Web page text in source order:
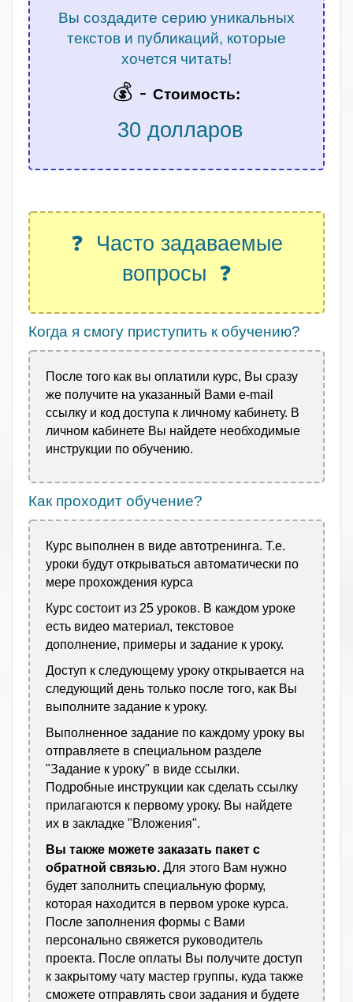
Вы создадите серию уникальных
текстов и публикаций, которые
хочется читать!
💰 - Стоимость:
30 долларов
❓ Часто задаваемые
вопросы ❓
Когда я смогу приступить к обучению?
После того как вы оплатили курс, Вы сразу
же получите на указанный Вами e-mail
ссылку и код доступа к личному кабинету. В
личном кабинете Вы найдете необходимые
инструкции по обучению.
Как проходит обучение?
Курс выполнен в виде автотренинга. Т.е.
уроки будут открываться автоматически по
мере прохождения курса
Курс состоит из 25 уроков. В каждом уроке
есть видео материал, текстовое
дополнение, примеры и задание к уроку.
Доступ к следующему уроку открывается на
следующий день только после того, как Вы
выполните задание к уроку.
Выполненное задание по каждому уроку вы
отправляете в специальном разделе
"Задание к уроку" в виде ссылки.
Подробные инструкции как сделать ссылку
прилагаются к первому уроку. Вы найдете
их в закладке "Вложения".
Вы также можете заказать пакет с
обратной связью. Для этого Вам нужно
будет заполнить специальную форму,
которая находится в первом уроке курса.
После заполнения формы с Вами
персонально свяжется руководитель
проекта. После оплаты Вы получите доступ
к закрытому чату мастер группы, куда также
сможете отправлять свои задания и будете